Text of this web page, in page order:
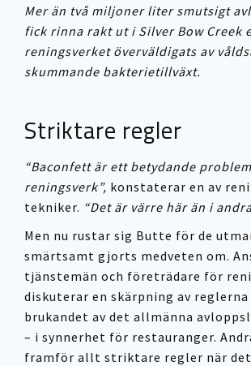
Mer än två miljoner liter smutsigt
fick rinna rakt ut i Silver Bow Creek
reningsverket överväldigats av
skummande bakterietillväxt.
Striktare regler
“Baconfett är ett betydande
reningsverk”, konstaterar en av
tekniker. “Det är värre här än i
Men nu rustar sig Butte för de
smärtsamt gjorts medveten om.
tjänstemän och företrädare för
diskuterar en skärpning av
brukandet av det allmänna
– i synnerhet för restauranger.
framför allt striktare regler när